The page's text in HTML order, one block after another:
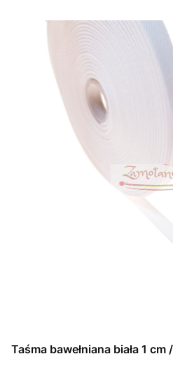
Taśma bawełniana biała 1